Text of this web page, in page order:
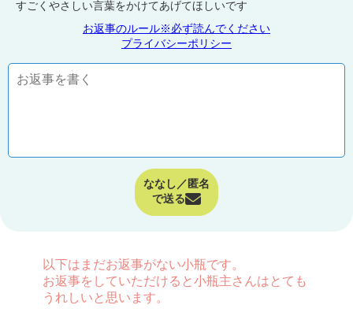
すごくやさしい言葉をかけてあげてほしいです
お返事のルール※必ず読んでください
プライバシーポリシー
ななし／匿名
で送る
以下はまだお返事がない小瓶です。
お返事をしていただけると小瓶主さんはとても
うれしいと思います。